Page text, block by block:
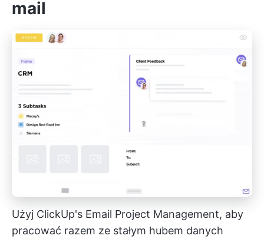
mail
Użyj ClickUp's Email Project Management, aby
pracować razem ze stałym hubem danych